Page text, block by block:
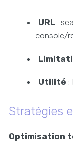
URL :
console/
Utilité :
Stratégies
Optimisation